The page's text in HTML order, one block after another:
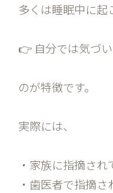
多くは睡眠中に起
👉 自分では気づ
のが特徴です。
実際には、
・家族に指摘され
・歯医者で指摘さ